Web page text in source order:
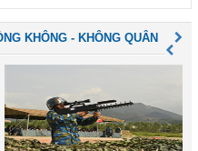
KHÔNG - KHÔNG QUÂN